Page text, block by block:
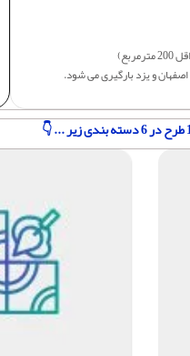
اصفهان و یزد بارگیری می شود.